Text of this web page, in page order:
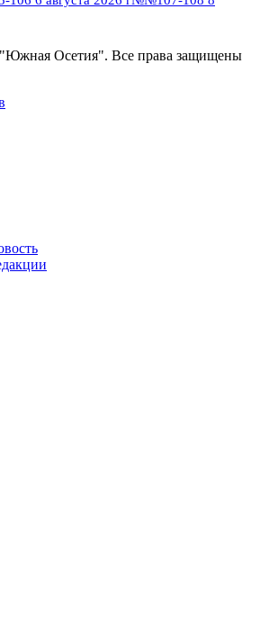
2015 г
2016 г
№97 11 августа 2012 г
2015 г
г
г
"Южная Осетия". Все права защищены